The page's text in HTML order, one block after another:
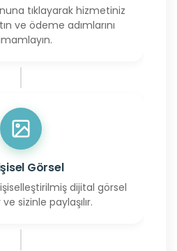
tıklayarak hizmetiniz
ve ödeme adımlarını
Görsel
dijital görsel
sizinle paylaşılır.